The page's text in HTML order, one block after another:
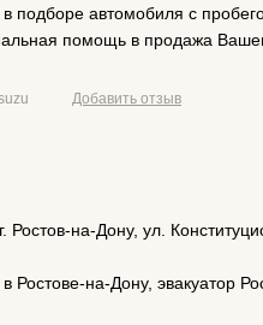
подборе автомобиля с
помощь в продажа
Добавить отзыв
Ростов-на-Дону, ул.
Ростове-на-Дону, эвакуатор